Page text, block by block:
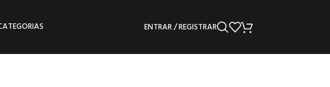
ENTRAR / REGISTRAR